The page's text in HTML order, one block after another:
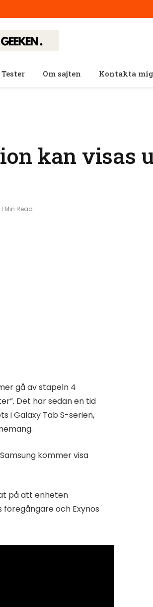
Tester Om sajten Kontakta mig
kan visas
1 Min Read
gå av stapeln 4
Det har sedan en tid
i Galaxy Tab S-serien,
kommer visa
på att enheten
och Exynos